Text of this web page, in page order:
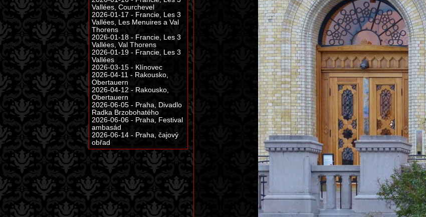
Vallées, Courchevel
2026-01-17 - Francie, Les 3
Vallées, Les Menuires a Val
Thorens
2026-01-18 - Francie, Les 3
Vallées, Val Thorens
2026-01-19 - Francie, Les 3
Vallées
2026-03-15 - Klínovec
2026-04-11 - Rakousko,
Obertauern
2026-04-12 - Rakousko,
Obertauern
2026-06-05 - Praha, Divadlo
Radka Brzobohatého
2026-06-06 - Praha, Festival
ambasád
2026-06-14 - Praha, čajový
obřad